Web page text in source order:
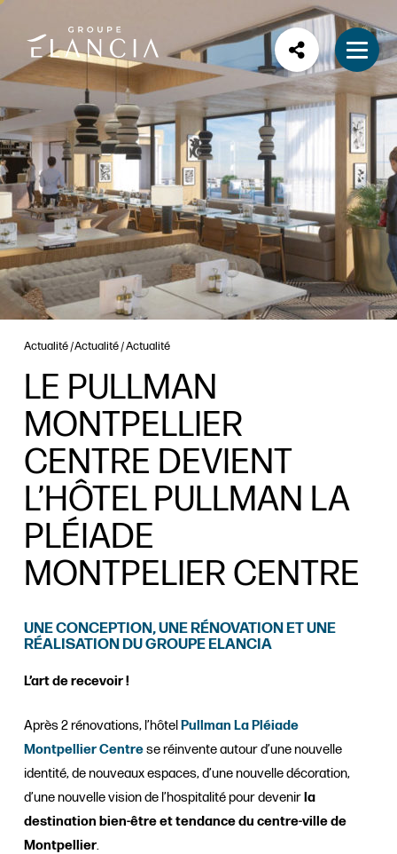
Actualité Actualité Actualité
LE PULLMAN
MONTPELLIER
CENTRE DEVIENT
L’HÔTEL PULLMAN LA
PLÉIADE
MONTPELIER CENTRE
UNE CONCEPTION, UNE RÉNOVATION ET UNE
RÉALISATION DU GROUPE ELANCIA
L’art de recevoir !
Après 2 rénovations, l’hôtel Pullman La Pléiade
Montpellier Centrese réinvente autour d’une nouvelle
identité, de nouveaux espaces, d’une nouvelle décoration,
d’une nouvelle vision de l’hospitalité pour devenir la
destination bien-être et tendance du centre-ville de
Montpellier.